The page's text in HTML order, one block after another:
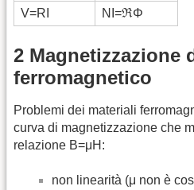
V=RI
NI=ℜΦ
2 Magnetizzazione
ferromagnetico
Problemi dei materiali
curva di magnetizzazione che
relazione B=μH:
non linearità (μ non è